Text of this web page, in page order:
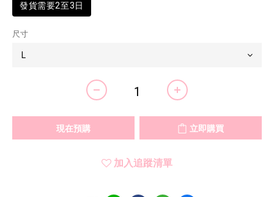
發貨需要2至3日
尺寸
現在預購 立即購買
加入追蹤清單